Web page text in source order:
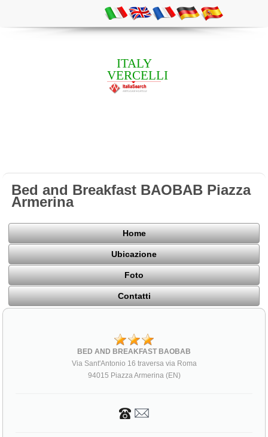
ITALY
VERCELLI
Bed and Breakfast BAOBAB Piazza
Armerina
Home
Ubicazione
Foto
Contatti
BED AND BREAKFAST BAOBAB
Via Sant'Antonio 16 traversa via Roma
94015 Piazza Armerina (EN)